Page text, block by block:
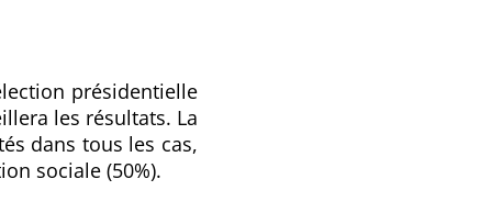
présidentielle
les résultats. La
dans tous les cas,
sociale (50%).